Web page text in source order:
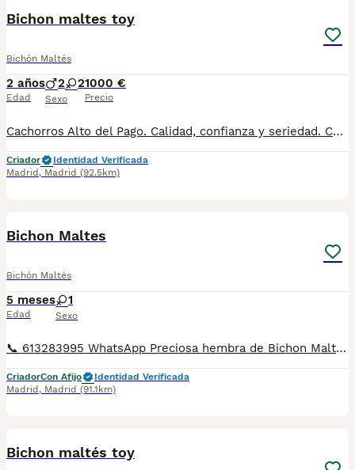
Bichon maltes toy
Bichón Maltés
2 años
Edad
2 2
Sexo
1000 €
Precio
Cachorros Alto del Pago. Calidad, confianza y seriedad. Contacto : 679 67 30 10 Web : altodelpago.es Instagram : @altodelpago
Criador
Identidad Verificada
Madrid , Madrid (92.5km)
Bichon Maltes
Bichón Maltés
5 meses
Edad
1
Sexo
📞 613283995 WhatsApp Preciosa hembra de Bichon Maltes de linea coreana de las mas pequeñinas Entregamos nuestros pequeños cachorritos con todas las garantías y cuidados necesarios , disponemos de núcleo zoológico para crianza y venta de nuestros cachorros . ✅Desparasitaciones y vacunas correspondientes a su edad . ✅Cartilla de vacunación . ✅Revisiones veterinarias . ✅Garantías víricas de 15 días . ✅Garantías genéticas de un año . Seriedad , confianza y bienestar animal son nuestra prioridad . También ofrecemos transporte propio para nuestros pequeños cachorros a toda la península , el pago lo podéis hacer contra reembolso . (con coste adicional) . Mandamos a toda España . Disponemos de varias razas Si no esta la raza que queréis llámanos , intentaremos encontrártela , trabajamos con los mejores criadores de España .
CriadorCon Afijo
Identidad Verificada
Madrid , Madrid (91.1km)
Bichon maltés toy